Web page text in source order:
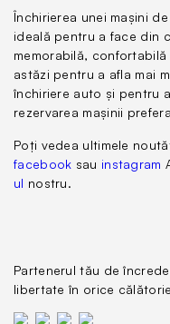
numărul
Email
nume
confirma
parola
Sunt de acord cu
Politica
Închirierea unei mașini
ideală pentru a face din
memorabilă,
astăzi pentru a afla mai
închiriere auto și pentru
rezervarea mașinii
Poți vedea ultimele
facebook sau instagram
ul nostru.
Partenerul tău de
libertate în orice